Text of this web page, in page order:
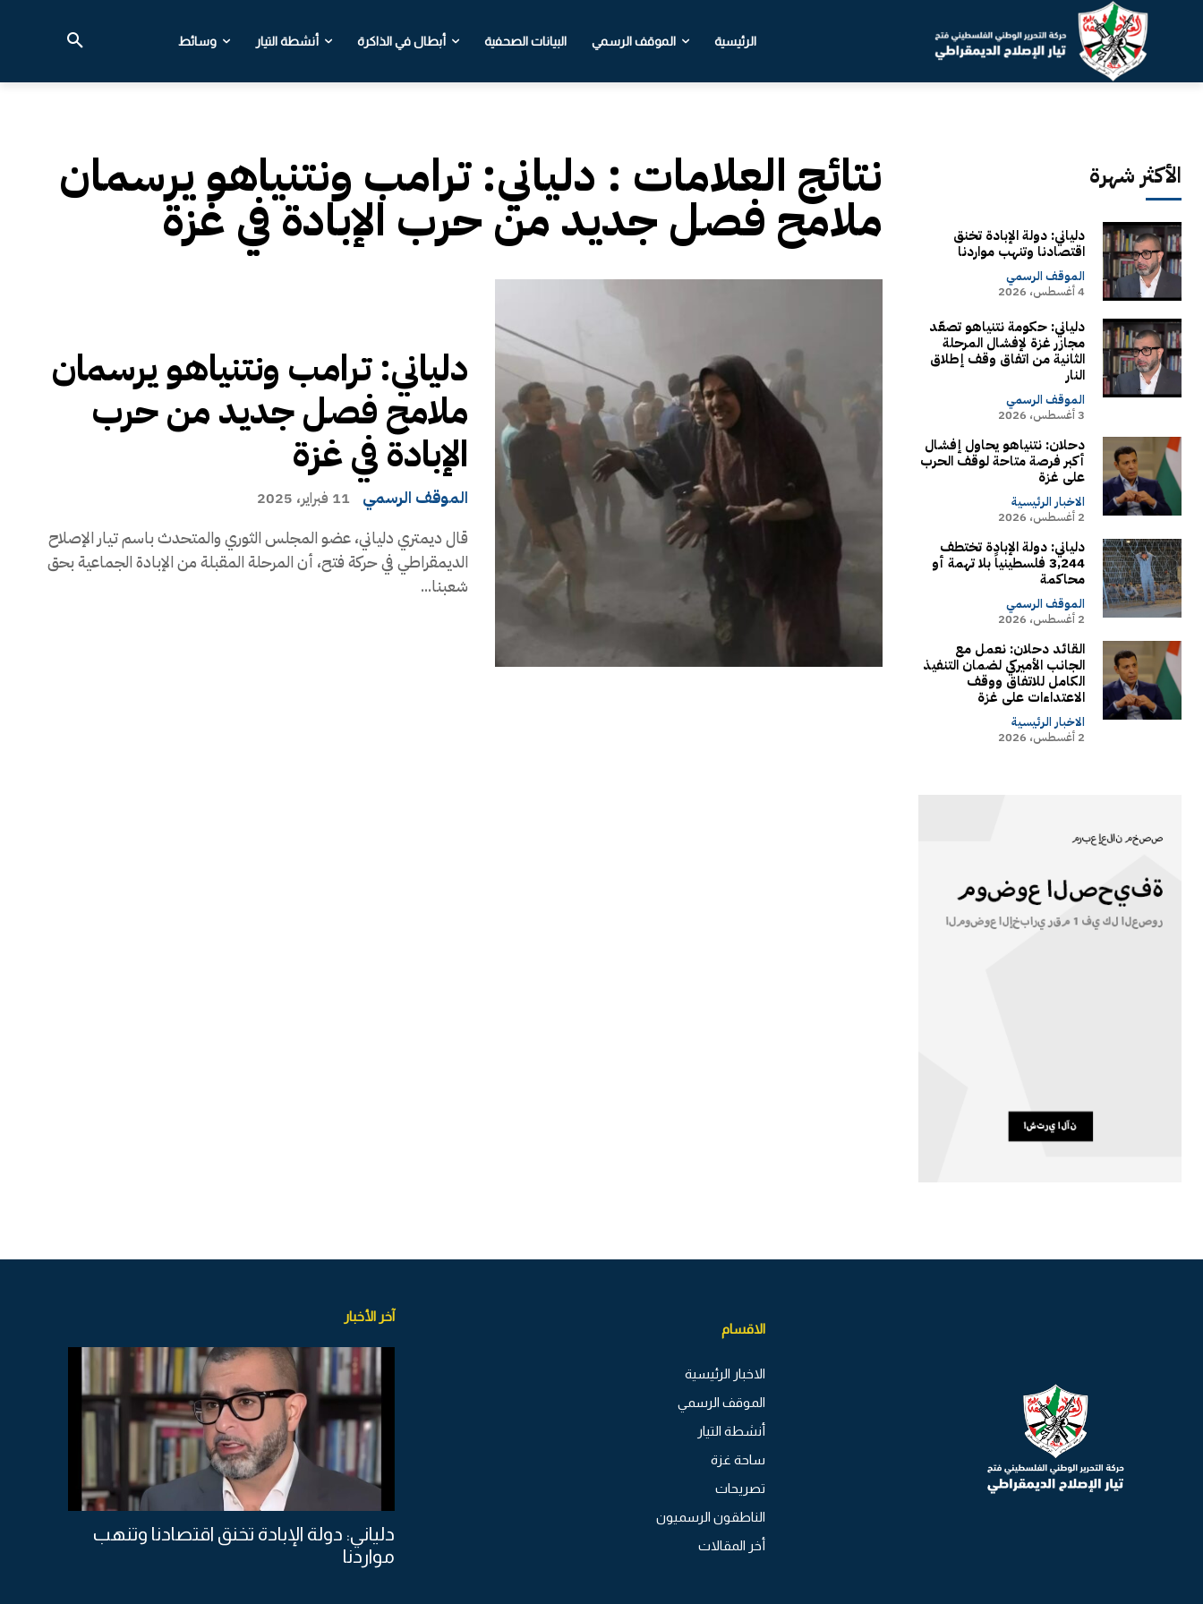
الرئيسية الموقف الرسمي البيانات الصحفية أبطال في الذاكرة أنشطة التيار وسائط
نتائج العلامات : دلياني: ترامب ونتنياهو يرسمان
ملامح فصل جديد من حرب الإبادة في غزة
دلياني: ترامب ونتنياهو يرسمان
ملامح فصل جديد من حرب
الإبادة في غزة
الموقف الرسمي 11 فبراير، 2025
قال ديمتري دلياني، عضو المجلس الثوري والمتحدث باسم تيار الإصلاح
الديمقراطي في حركة فتح، أن المرحلة المقبلة من الإبادة الجماعية بحق
شعبنا...
الأكثر شهرة
دلياني: دولة الإبادة تخنق
اقتصادنا وتنهب مواردنا
الموقف الرسمي
4 أغسطس، 2026
دلياني: حكومة نتنياهو تصعّد
مجازر غزة لإفشال المرحلة
الثانية من اتفاق وقف إطلاق
النار
الموقف الرسمي
3 أغسطس، 2026
دحلان: نتنياهو يحاول إفشال
أكبر فرصة متاحة لوقف الحرب
على غزة
الاخبار الرئيسية
2 أغسطس، 2026
دلياني: دولة الإبادة تختطف
3,244 فلسطينياً بلا تهمة أو
محاكمة
الموقف الرسمي
2 أغسطس، 2026
القائد دحلان: نعمل مع
الجانب الأميركي لضمان التنفيذ
الكامل للاتفاق ووقف
الاعتداءات على غزة
الاخبار الرئيسية
2 أغسطس، 2026
الاقسام
الاخبار الرئيسية
الموقف الرسمي
أنشطة التيار
ساحة غزة
تصريحات
الناطقون الرسميون
أخر المقالات
آخر الأخبار
دلياني: دولة الإبادة تخنق اقتصادنا وتنهب
مواردنا